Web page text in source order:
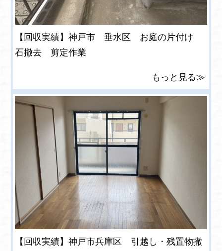
【回収実績】神戸市 垂水区 お庭の片付け
石撤去 剪定作業
もっと見る≫
【回収実績】神戸市兵庫区 引越し・残置物撤